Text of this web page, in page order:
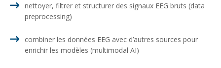
nettoyer, filtrer et structurer des signaux EEG bruts (data
preprocessing)
combiner les données EEG avec d’autres sources pour
enrichir les modèles (multimodal AI)